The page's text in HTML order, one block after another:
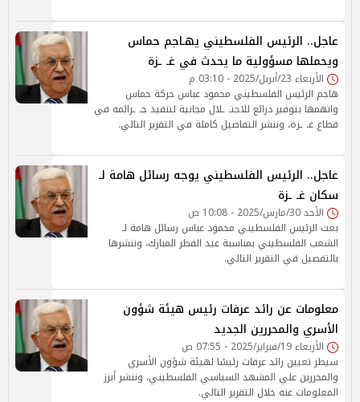
عاجل.. الرئيس الفلسطيني يهـاجم حماس
ويحملها مسؤولية ما يحدث في غـ ـزة
الأربعاء 23/أبريل/2025 - 03:10 م
هاجم الرئيس الفلسطيني محمود عباس حركة حماس
واتهمها بتوفير ذرائع للاحتـ ـلال مجانية لتنفيذ جـ ـرائمه في
قطاع غـ ـزة، وننشر التفاصيل كاملة في التقرير التالي.
عاجل.. الرئيس الفلسطيني يوجه رسائل هامة لـ
سكان غـ ـزة
الأحد 30/مارس/2025 - 10:08 ص
بعث الرئيس الفلسطيني محمود عباس رسائل هامة لـ
الشعب الفلسطيني بمناسبة عيد الفطر المبارك، وننشرها
بالتفصيل في التقرير التالي.
معلومات عن رائد عرفات رئيس هيئة شؤون
الأسري والمحررين الجديد
الأربعاء 19/فبراير/2025 - 07:55 ص
سيطر تعيين رائد عرفات رئيسًا لهيئة شؤون الأسري
والمحررين علي المشهد السياسي الفلسطيني، وننشر أبرز
المعلومات عنه خلال التقرير التالي.